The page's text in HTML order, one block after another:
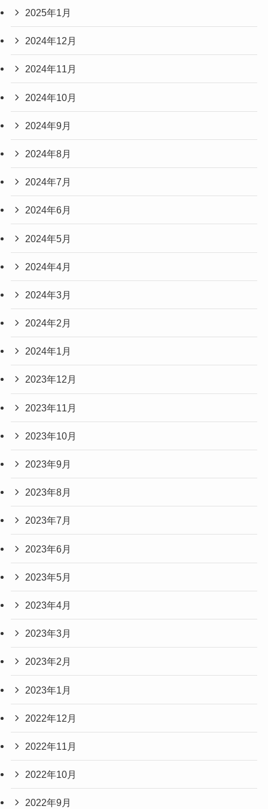
2025年1月
2024年12月
2024年11月
2024年10月
2024年9月
2024年8月
2024年7月
2024年6月
2024年5月
2024年4月
2024年3月
2024年2月
2024年1月
2023年12月
2023年11月
2023年10月
2023年9月
2023年8月
2023年7月
2023年6月
2023年5月
2023年4月
2023年3月
2023年2月
2023年1月
2022年12月
2022年11月
2022年10月
2022年9月